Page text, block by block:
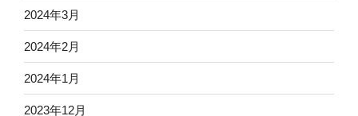
2024年3月
2024年2月
2024年1月
2023年12月